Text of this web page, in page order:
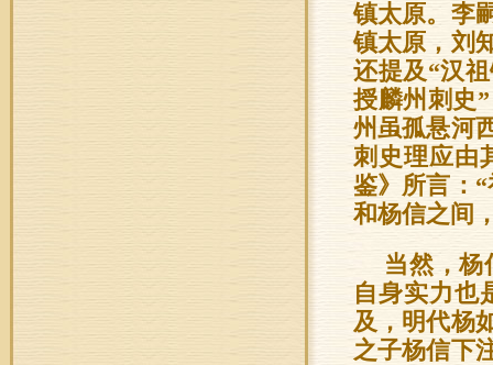
镇太原。李
镇太原，刘
还提及“汉
授麟州刺史
州虽孤悬河
刺史理应由
鉴》所言：
和杨信之间
当然，杨
自身实力也
及，明代杨
之子杨信下